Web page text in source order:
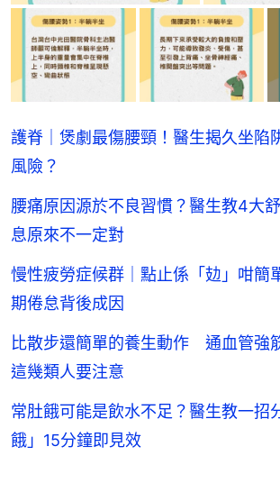
護脊｜煲劇最傷腰頸！醫生揭久坐陷
風險？
腰痛原因源於不良習慣？醫生教4大
息原來不一定對
慢性疲勞症候群｜點止係「攰」咁簡
期倦怠背後成因
比散步還簡單的養生動作 通血管強
這幾類人要注意
常肚餓可能是飲水不足？醫生教一招
餓」15分鐘即見效